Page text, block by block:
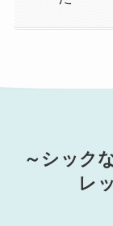
～シック
レ